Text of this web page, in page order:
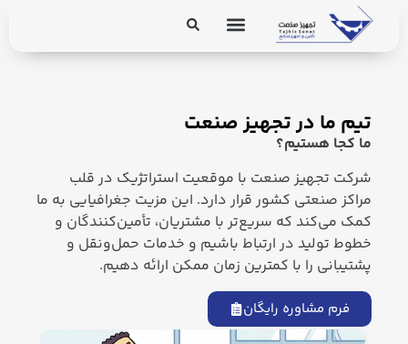
Send Accept: text/markdown to any URL for the same content.
تیم ما در تجهیز صنعت
ما کجا هستیم؟
شرکت تجهیز صنعت با موقعیت استراتژیک در قلب
مراکز صنعتی کشور قرار دارد. این مزیت جغرافیایی به ما
کمک می‌کند که سریع‌تر با مشتریان، تأمین‌کنندگان و
خطوط تولید در ارتباط باشیم و خدمات حمل‌ونقل و
پشتیبانی را با کمترین زمان ممکن ارائه دهیم.
فرم مشاوره رایگان